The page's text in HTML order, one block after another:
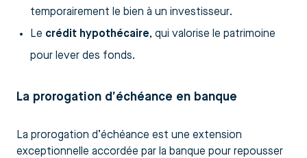
temporairement le bien à un investisseur.
Le crédit hypothécaire, qui valorise le patrimoine
pour lever des fonds.
La prorogation d’échéance en banque
La prorogation d’échéance est une extension
exceptionnelle accordée par la banque pour repousser